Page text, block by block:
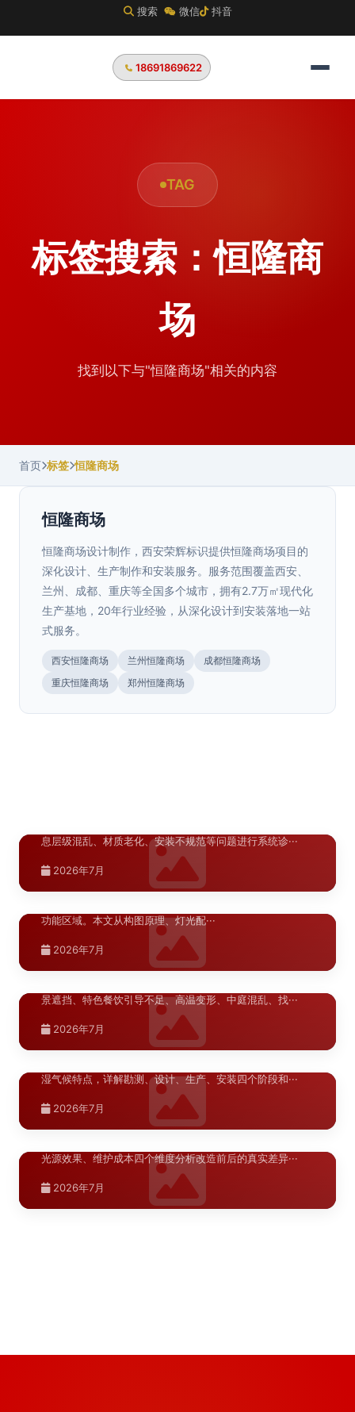
搜索 微信 抖音
18691869622
TAG
标签搜索：恒隆商
场
找到以下与"恒隆商场"相关的内容
首页 标签 恒隆商场
恒隆商场
恒隆商场设计制作，西安荣辉标识提供恒隆商场项目的
深化设计、生产制作和安装服务。服务范围覆盖西安、
兰州、成都、重庆等全国多个城市，拥有2.7万㎡现代化
生产基地，20年行业经验，从深化设计到安装落地一站
式服务。
西安恒隆商场 兰州恒隆商场
成都恒隆商场
重庆恒隆商场
郑州恒隆商场
息层级混乱、材质老化、安装不规范等问题进行系统诊···
2026年7月
陕西.西安
DP点美陈设计：拍照打卡点的5个构图原
则
功能区域。本文从构图原理、灯光配···
2026年7月
>武汉商业综合体导视系统问题诊断
景遮挡、特色餐饮引导不足、高温变形、中庭混乱、找···
2026年7月
>武汉商业空间标识系统改造施工流程详解
湿气候特点，详解勘测、设计、生产、安装四个阶段和···
2026年7月
>武汉商业空间标识升级对比评测
光源效果、维护成本四个维度分析改造前后的真实差异···
2026年7月
河南.郑州
商业综合体导视系统设计需兼顾功能性与美观性，涵盖动线
分析、标识分级、材料选型及安装规范，助力提升顾客···
2026年7月
>榆林商场导视布局规划标准
榆林商场导视布局规划需结合本地气候特点与消费习惯，建
立科学的标识布点标准，涵盖停车场、中庭、主力店周···
>西安商场导视系统升级改造预算分析如何
精确控制各环节成本
商场导视系统升级改造预算编制涉及材料费、加工费、安装
陕西.西安
>西安商场标识升级改造如何制定系统化的
设计方案